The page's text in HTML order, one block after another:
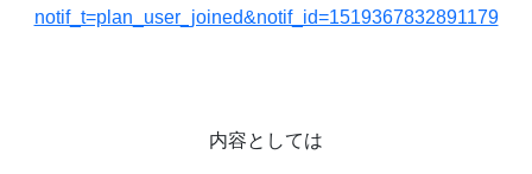
notif_t=plan_user_joined&notif_id=1519367832891179
内容としては